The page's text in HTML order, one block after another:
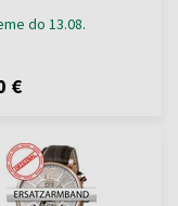
do 13.08.
€